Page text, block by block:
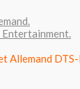
Allemand